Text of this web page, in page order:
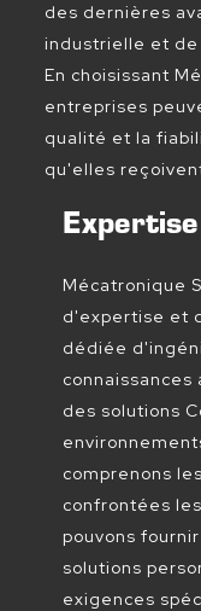
des dernières
industrielle et
En choisissant
entreprises
qualité et la
qu'elles
Mécatronique
d'expertise et
dédiée
des solutions
comprenons
confrontées
pouvons
solutions
exigences